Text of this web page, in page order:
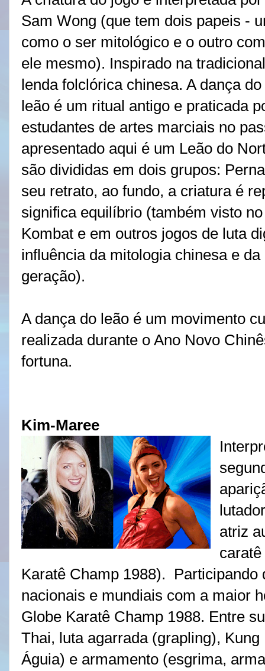
Sam Wong (que tem dois papeis -
como o ser mitológico e o outro
ele mesmo). Inspirado na tradicional
lenda folclórica chinesa. A dança do
leão é um ritual antigo e praticada
estudantes de artes marciais no
apresentado aqui é um Leão do
são divididas em dois grupos:
seu retrato, ao fundo, a criatura é
significa equilíbrio (também visto
Kombat e em outros jogos de luta
influência da mitologia chinesa e
geração).
A dança do leão é um movimento
realizada durante o Ano Novo
fortuna.
Kim-Maree
atriz
Karatê Champ 1988). Participando
nacionais e mundiais com a maior
Globe Karatê Champ 1988. Entre
Thai, luta agarrada (grapling),
Águia) e armamento (esgrima,